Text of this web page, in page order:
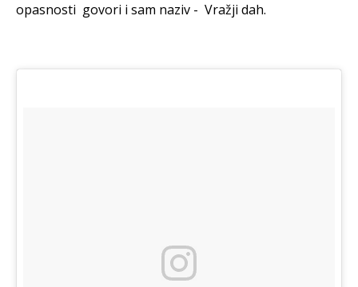
opasnosti govori i sam naziv - Vražji dah.